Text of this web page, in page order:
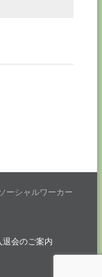
ーシャルワーカー
退会のご案内